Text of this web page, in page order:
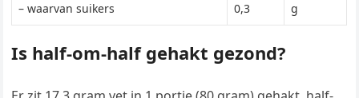
– waarvan suikers 0,3 g
Is half-om-half gehakt gezond?